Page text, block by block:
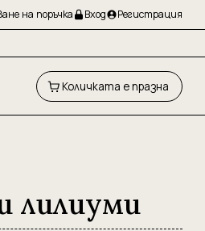
на поръчка Вход Регистрация
Количката е празна
лилиуми